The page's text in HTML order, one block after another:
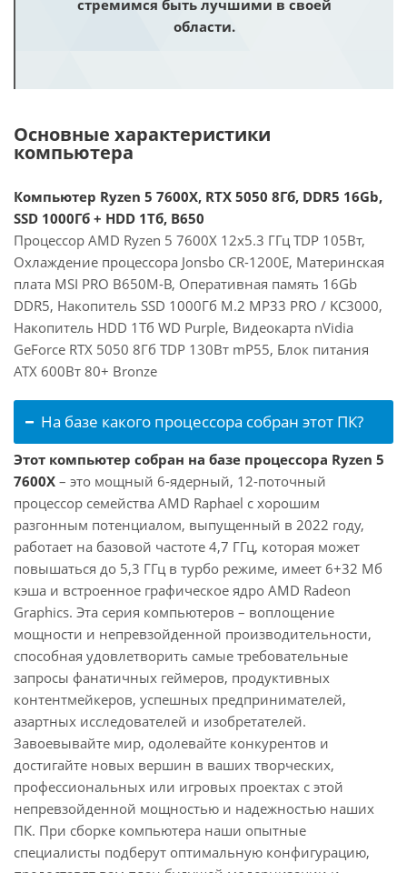
стремимся быть лучшими в своей
области.
Основные характеристики
компьютера
Компьютер Ryzen 5 7600X, RTX 5050 8Гб, DDR5 16Gb,
SSD 1000Гб + HDD 1Тб, B650
Процессор AMD Ryzen 5 7600X 12x5.3 ГГц TDP 105Вт,
Охлаждение процессора Jonsbo CR-1200E, Материнская
плата MSI PRO B650M-B, Оперативная память 16Gb
DDR5, Накопитель SSD 1000Гб M.2 MP33 PRO / KC3000,
Накопитель HDD 1Тб WD Purple, Видеокарта nVidia
GeForce RTX 5050 8Гб TDP 130Вт mP55, Блок питания
ATX 600Вт 80+ Bronze
На базе какого процессора собран этот ПК?
Этот компьютер собран на базе процессора Ryzen 5
7600X – это мощный 6-ядерный, 12-поточный
процессор семейства AMD Raphael с хорошим
разгонным потенциалом, выпущенный в 2022 году,
работает на базовой частоте 4,7 ГГц, которая может
повышаться до 5,3 ГГц в турбо режиме, имеет 6+32 Мб
кэша и встроенное графическое ядро AMD Radeon
Graphics. Эта серия компьютеров – воплощение
мощности и непревзойденной производительности,
способная удовлетворить самые требовательные
запросы фанатичных геймеров, продуктивных
контентмейкеров, успешных предпринимателей,
азартных исследователей и изобретателей.
Завоевывайте мир, одолевайте конкурентов и
достигайте новых вершин в ваших творческих,
профессиональных или игровых проектах с этой
непревзойденной мощностью и надежностью наших
ПК. При сборке компьютера наши опытные
специалисты подберут оптимальную конфигурацию,